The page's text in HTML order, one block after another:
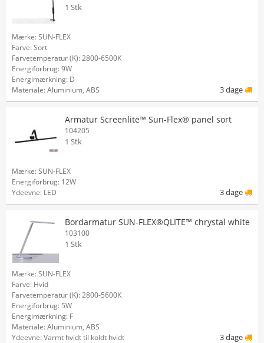
1 Stk
Mærke: SUN-FLEX
Farve: Sort
Farvetemperatur (K): 2800-6500K
Energiforbrug: 9W
Energimærkning: D
Materiale: Aluminium, ABS
3 dage
Armatur Screenlite™ Sun-Flex® panel sort
104205
1 Stk
Mærke: SUN-FLEX
Energiforbrug: 12W
Ydeevne: LED
3 dage
Bordarmatur SUN-FLEX®QLITE™ chrystal white
103100
1 Stk
Mærke: SUN-FLEX
Farve: Hvid
Farvetemperatur (K): 2800-5600K
Energiforbrug: 5W
Energimærkning: F
Materiale: Aluminium, ABS
Ydeevne: Varmt hvidt til koldt hvidt
3 dage